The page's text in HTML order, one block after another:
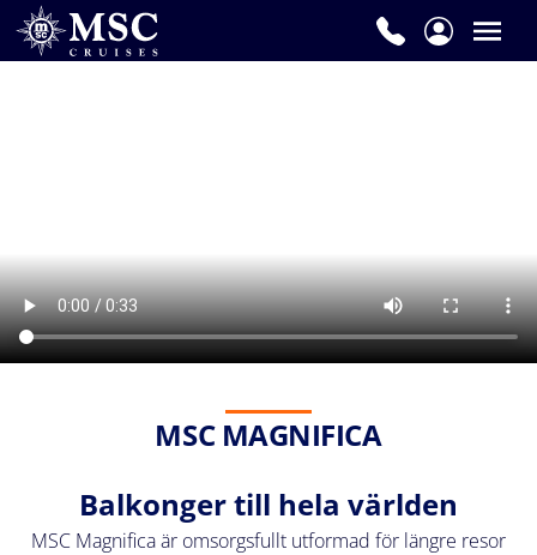
MSC MAGNIFICA
Balkonger till hela världen
MSC Magnifica är omsorgsfullt utformad för längre resor